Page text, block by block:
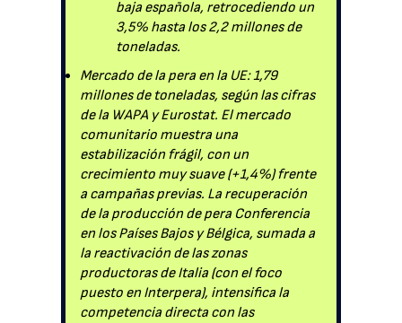
baja española, retrocediendo un
3,5% hasta los 2,2 millones de
toneladas.
Mercado de la pera en la UE: 1,79
millones de toneladas, según las cifras
de la WAPA y Eurostat. El mercado
comunitario muestra una
estabilización frágil, con un
crecimiento muy suave (+1,4%) frente
a campañas previas. La recuperación
de la producción de pera Conferencia
en los Países Bajos y Bélgica, sumada a
la reactivación de las zonas
productoras de Italia (con el foco
puesto en Interpera), intensifica la
competencia directa con las